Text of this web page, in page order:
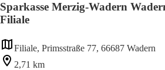
Sparkasse Merzig-Wadern
Filiale
Filiale, Primsstraße 77, 66687 Wadern
2,71 km